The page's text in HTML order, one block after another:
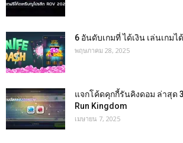
6 อันดับเกมที่ ได้เงิน เล่นเกมไ
พฤษภาคม 28, 2025
แจกโค้ดคุกกี้รันคิงดอม ล่าสุด
Run Kingdom
เมษายน 7, 2025